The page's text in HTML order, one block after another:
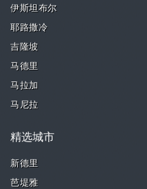
伊斯坦布尔
耶路撒冷
吉隆坡
马德里
马拉加
马尼拉
精选城市
新德里
芭堤雅